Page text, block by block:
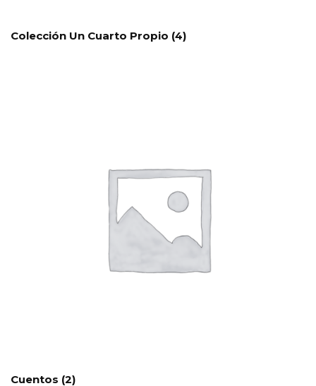
Colección Un Cuarto Propio (4)
Cuentos (2)